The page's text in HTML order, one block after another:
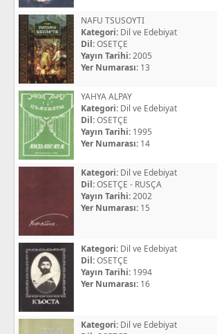
NAFU TSUSOYTI
Kategori: Dil ve Edebiyat
Dil:OSETÇE
Yayın Tarihi:2005
Yer Numarası: 13
YAHYA ALPAY
Kategori: Dil ve Edebiyat
Dil:OSETÇE
Yayın Tarihi: 1995
Yer Numarası: 14
Kategori: Dil ve Edebiyat
Dil:OSETÇE - RUSÇA
Yayın Tarihi:2002
Yer Numarası: 15
Kategori: Dil ve Edebiyat
Dil:OSETÇE
Yayın Tarihi: 1994
Yer Numarası: 16
Kategori: Dil ve Edebiyat